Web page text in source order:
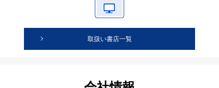
取扱い書店一覧